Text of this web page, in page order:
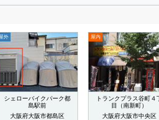
外
シェローバイクパーク都
島駅前
大阪府大阪市都島区
屋内
トランクプラス谷町４
目（南新町）
大阪府大阪市中央区